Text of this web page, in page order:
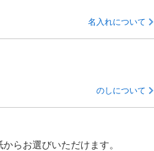
名入れについて
のしについて
らお選びいただけます。